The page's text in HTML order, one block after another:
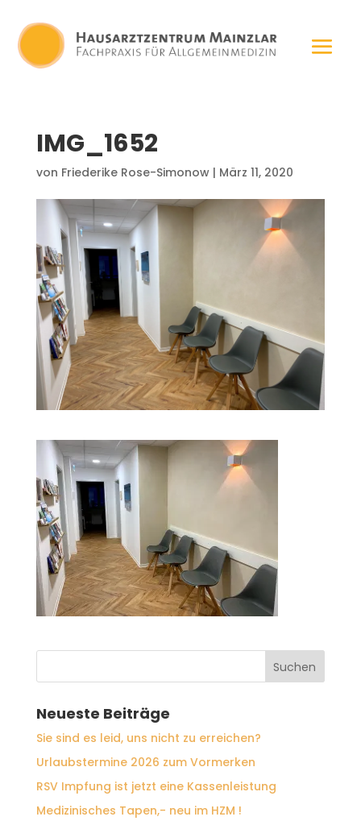
IMG_1652
von Friederike Rose-Simonow| März 11, 2020
Neueste Beiträge
Sie sind es leid, uns nicht zu erreichen?
Urlaubstermine 2026 zum Vormerken
RSV Impfung ist jetzt eine Kassenleistung
Medizinisches Tapen,- neu im HZM !